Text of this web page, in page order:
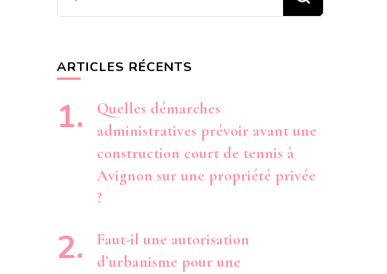
recherchiez
ARTICLES RÉCENTS
Quelles démarches
administratives prévoir avant une
construction court de tennis à
Avignon sur une propriété privée
?
Faut-il une autorisation
d’urbanisme pour une